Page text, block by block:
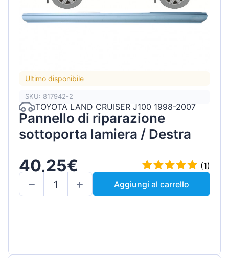
Ultimo disponibile
SKU: 817942-2
TOYOTA LAND CRUISER J100 1998-2007
Pannello di riparazione
sottoporta lamiera / Destra
40,25€
(1)
Aggiungi al carrello